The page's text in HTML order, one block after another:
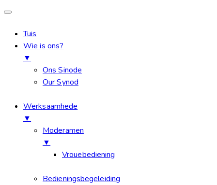
Tuis
Wie is ons?
▼
Ons Sinode
Our Synod
Werksaamhede
▼
Moderamen
▼
Vrouebediening
Bedieningsbegeleiding